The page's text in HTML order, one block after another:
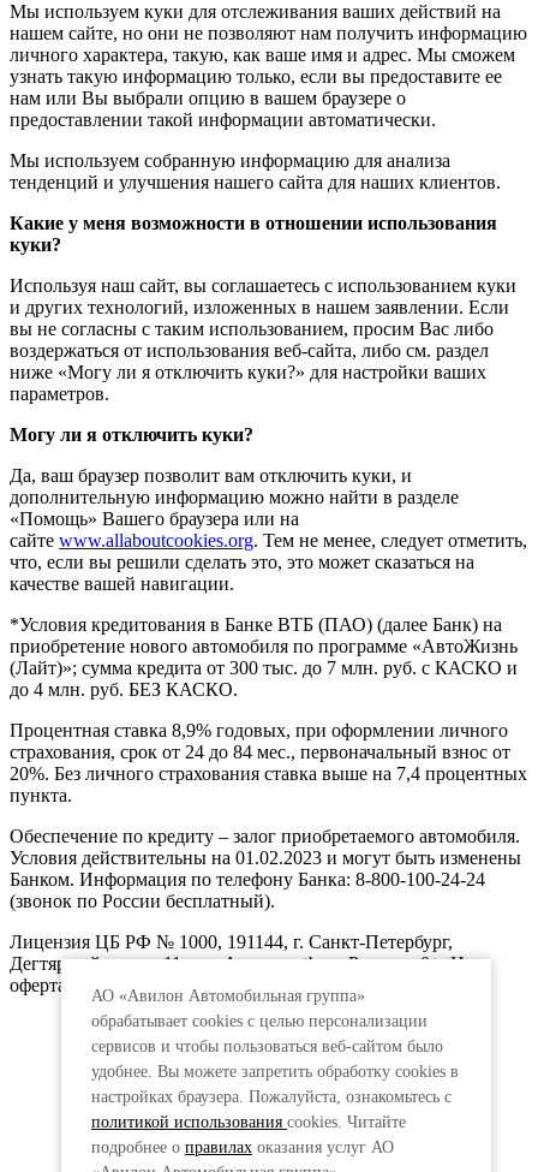
АО «Авилон Автомобильная группа»
обрабатывает cookies с целью персонализации
сервисов и чтобы пользоваться веб-сайтом было
удобнее. Вы можете запретить обработку сookies в
настройках браузера. Пожалуйста, ознакомьтесь с
политикой использования cookies. Читайте
подробнее о правилахоказания услуг АО
Мы используем куки для отслеживания ваших действий на
нашем сайте, но они не позволяют нам получить информацию
личного характера, такую, как ваше имя и адрес. Мы сможем
узнать такую информацию только, если вы предоставите ее
нам или Вы выбрали опцию в вашем браузере о
предоставлении такой информации автоматически.
Мы используем собранную информацию для анализа
тенденций и улучшения нашего сайта для наших клиентов.
Какие у меня возможности в отношении использования
куки?
Используя наш сайт, вы соглашаетесь с использованием куки
и других технологий, изложенных в нашем заявлении. Если
вы не согласны с таким использованием, просим Вас либо
воздержаться от использования веб-сайта, либо см. раздел
ниже «Могу ли я отключить куки?» для настройки ваших
параметров.
Могу ли я отключить куки?
Да, ваш браузер позволит вам отключить куки, и
дополнительную информацию можно найти в разделе
«Помощь» Вашего браузера или на
сайте www.allaboutcookies.org. Тем не менее, следует отметить,
что, если вы решили сделать это, это может сказаться на
качестве вашей навигации.
*Условия кредитования в Банке ВТБ (ПАО) (далее Банк) на
приобретение нового автомобиля по программе «АвтоЖизнь
(Лайт)»; сумма кредита от 300 тыс. до 7 млн. руб. с КАСКО и
до 4 млн. руб. БЕЗ КАСКО.
Процентная ставка 8,9% годовых, при оформлении личного
страхования, срок от 24 до 84 мес., первоначальный взнос от
20%. Без личного страхования ставка выше на 7,4 процентных
пункта.
Обеспечение по кредиту – залог приобретаемого автомобиля.
Условия действительны на 01.02.2023 и могут быть изменены
Банком. Информация по телефону Банка: 8-800-100-24-24
(звонок по России бесплатный).
Лицензия ЦБ РФ № 1000, 191144, г. Санкт-Петербург,
Дегтярный пер., д.11, лит.А. www.vtb.ru. Реклама 0+. Не
оферта.